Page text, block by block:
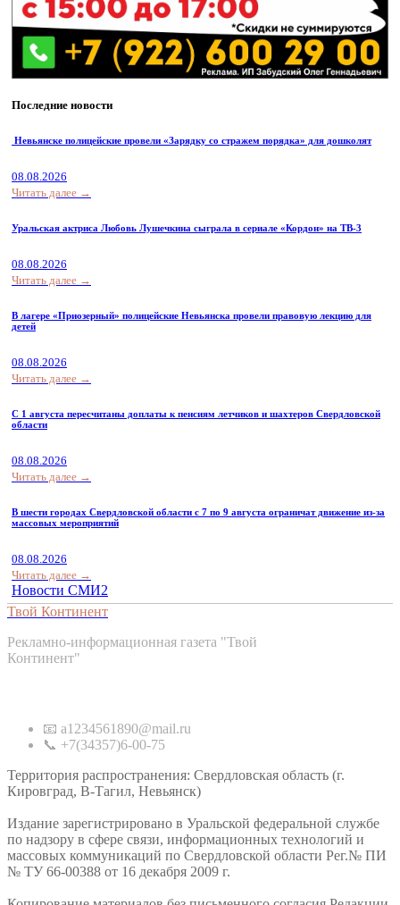
Последние новости
Невьянске полицейские провели «Зарядку со стражем порядка» для дошколят
08.08.2026
Читать далее →
Уральская актриса Любовь Лушечкина сыграла в сериале «Кордон» на ТВ-3
08.08.2026
Читать далее →
В лагере «Приозерный» полицейские Невьянска провели правовую лекцию для
детей
08.08.2026
Читать далее →
С 1 августа пересчитаны доплаты к пенсиям летчиков и шахтеров Свердловской
области
08.08.2026
Читать далее →
В шести городах Свердловской области с 7 по 9 августа ограничат движение из-за
массовых мероприятий
08.08.2026
Читать далее →
Новости СМИ2
Твой Континент
Рекламно-информационная газета "Твой
Континент"
📧 a1234561890@mail.ru
📞 +7(34357)6-00-75
Территория распространения: Свердловская область (г.
Кировград, В-Тагил, Невьянск)
Издание зарегистрировано в Уральской федеральной службе
по надзору в сфере связи, информационных технологий и
массовых коммуникаций по Свердловской области Рег.№ ПИ
№ ТУ 66-00388 от 16 декабря 2009 г.